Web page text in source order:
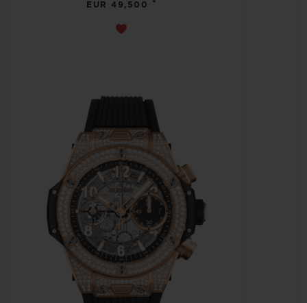
EUR 49,500